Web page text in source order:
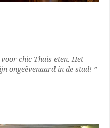
chic Thais eten. Het
ongeëvenaard in de stad! ”